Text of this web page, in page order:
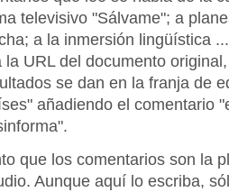
televisivo "Sálvame"; a
a la inmersión lingüística
URL del documento
se dan en la franja de
añadiendo el comentario
que los comentarios son la
Aunque aquí lo escriba,